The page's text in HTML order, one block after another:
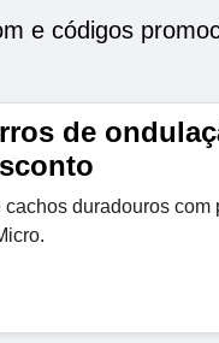
e códigos
de
cachos duradouros